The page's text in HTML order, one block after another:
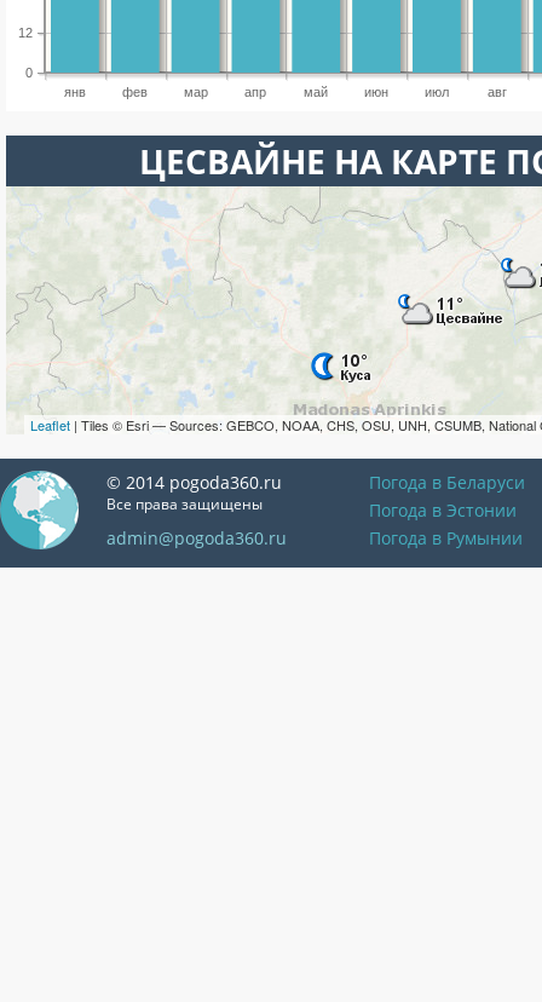
янв фев мар апр май июн июл авг
0
12
ЦЕСВАЙНЕ НА КАРТЕ
Leaflet | Tiles © Esri — Sources: GEBCO, NOAA, CHS, OSU, UNH, CSUMB, National
© 2014 pogoda360.ru
Все права защищены
admin@pogoda360.ru
Погода в Беларуси
Погода в Эстонии
Погода в Румынии